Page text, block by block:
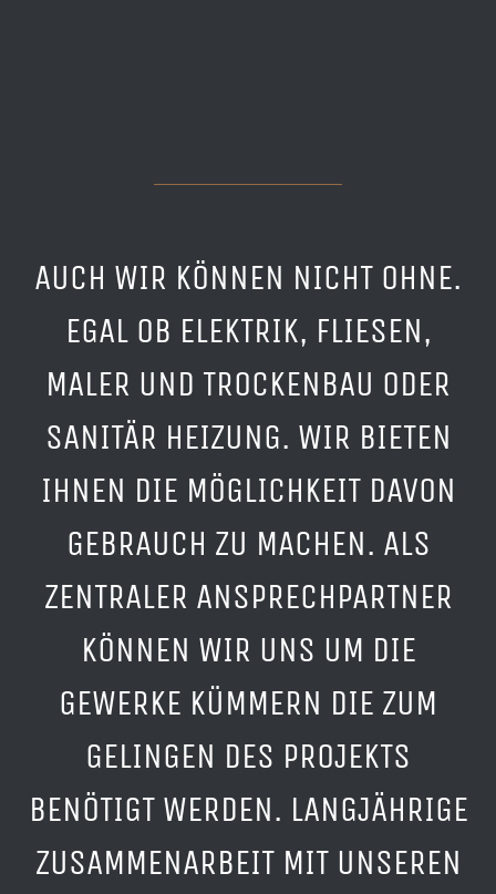
AUCH WIR KÖNNEN NICHT OHNE.
EGAL OB ELEKTRIK, FLIESEN,
MALER UND TROCKENBAU ODER
SANITÄR HEIZUNG. WIR BIETEN
IHNEN DIE MÖGLICHKEIT DAVON
GEBRAUCH ZU MACHEN. ALS
ZENTRALER ANSPRECHPARTNER
KÖNNEN WIR UNS UM DIE
GEWERKE KÜMMERN DIE ZUM
GELINGEN DES PROJEKTS
BENÖTIGT WERDEN. LANGJÄHRIGE
ZUSAMMENARBEIT MIT UNSEREN